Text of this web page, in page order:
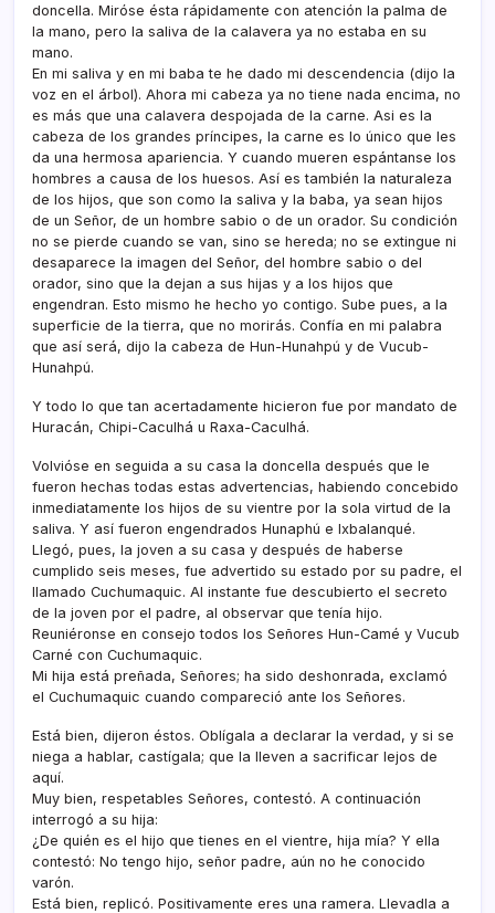
doncella. Miróse ésta rápidamente con atención la palma de
la mano, pero la saliva de la calavera ya no estaba en su
mano.
En mi saliva y en mi baba te he dado mi descendencia (dijo la
voz en el árbol). Ahora mi cabeza ya no tiene nada encima, no
es más que una calavera despojada de la carne. Asi es la
cabeza de los grandes prí­ncipes, la carne es lo único que les
da una hermosa apariencia. Y cuando mueren espántanse los
hombres a causa de los huesos. Así­ es también la naturaleza
de los hijos, que son como la saliva y la baba, ya sean hijos
de un Señor, de un hombre sabio o de un orador. Su condición
no se pierde cuando se van, sino se hereda; no se extingue ni
desaparece la imagen del Señor, del hombre sabio o del
orador, sino que la dejan a sus hijas y a los hijos que
engendran. Esto mismo he hecho yo contigo. Sube pues, a la
superficie de la tierra, que no morirás. Confí­a en mi palabra
que así­ será, dijo la cabeza de Hun-Hunahpú y de Vucub-
Hunahpú.
Y todo lo que tan acertadamente hicieron fue por mandato de
Huracán, Chipi-Caculhá u Raxa-Caculhá.
Volvióse en seguida a su casa la doncella después que le
fueron hechas todas estas advertencias, habiendo concebido
inmediatamente los hijos de su vientre por la sola virtud de la
saliva. Y así­ fueron engendrados Hunaphú e Ixbalanqué.
Llegó, pues, la joven a su casa y después de haberse
cumplido seis meses, fue advertido su estado por su padre, el
llamado Cuchumaquic. Al instante fue descubierto el secreto
de la joven por el padre, al observar que tení­a hijo.
Reuniéronse en consejo todos los Señores Hun-Camé y Vucub
Carné con Cuchumaquic.
Mi hija está preñada, Señores; ha sido deshonrada, exclamó
el Cuchumaquic cuando compareció ante los Señores.
Está bien, dijeron éstos. Oblí­gala a declarar la verdad, y si se
niega a hablar, castí­gala; que la lleven a sacrificar lejos de
aquí­.
Muy bien, respetables Señores, contestó. A continuación
interrogó a su hija:
¿De quién es el hijo que tienes en el vientre, hija mí­a? Y ella
contestó: No tengo hijo, señor padre, aún no he conocido
varón.
Está bien, replicó. Positivamente eres una ramera. Llevadla a